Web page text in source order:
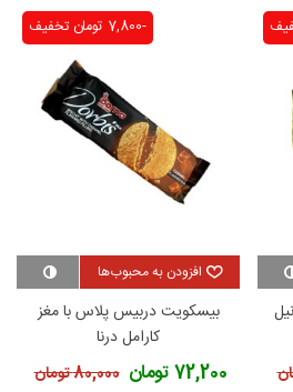
تخفیف -7,800 تومان
افزودن به محبوب‌ها
بیسکویت دربیس پلاس با مغز
کارامل درنا
72,200 تومان 80,000 تومان